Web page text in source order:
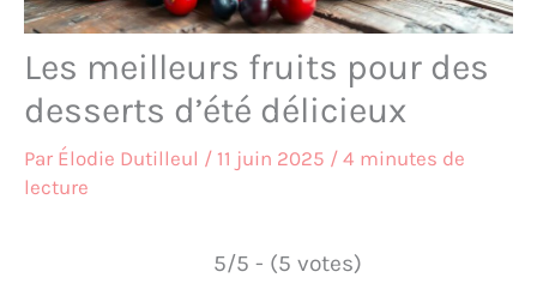
Les meilleurs fruits pour des
desserts d’été délicieux
Par Élodie Dutilleul / 11 juin 2025 / 4 minutes de
lecture
5/5 - (5 votes)